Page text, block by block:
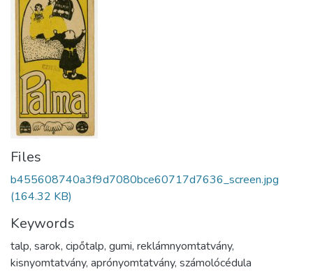
Files
b455608740a3f9d7080bce60717d7636_screen.jpg
(164.32 KB)
Keywords
talp, sarok, cipőtalp, gumi, reklámnyomtatvány,
kisnyomtatvány, aprónyomtatvány, számolócédula